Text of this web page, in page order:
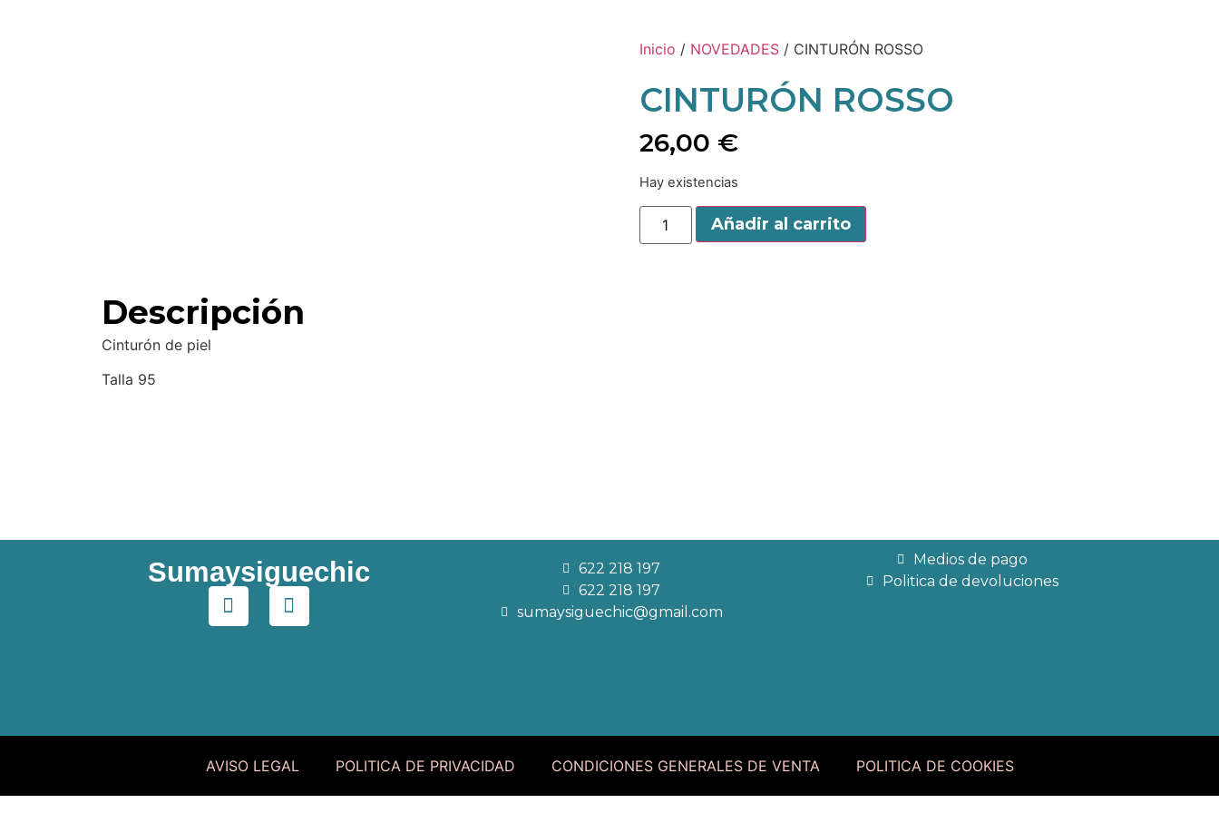
Inicio / NOVEDADES/ CINTURÓN ROSSO
CINTURÓN ROSSO
26,00 €
Hay existencias
Añadir al carrito
Descripción
Cinturón de piel
Talla 95
Sumaysiguechic
622 218 197
622 218 197
sumaysiguechic@gmail.com
Medios de pago
Politica de devoluciones
AVISO LEGAL POLITICA DE PRIVACIDAD CONDICIONES GENERALES DE VENTA POLITICA DE COOKIES